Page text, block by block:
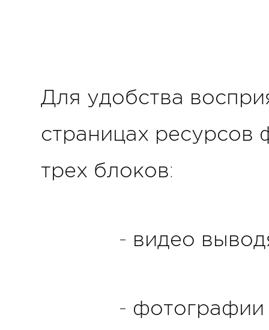
Для удобства
страницах ресурсов
трех блоков:
- видео
-